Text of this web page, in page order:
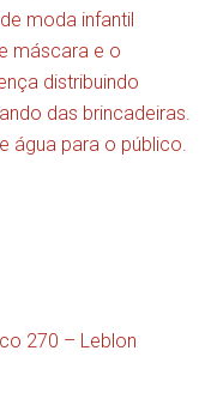
moda infantil
máscara e o
distribuindo
das brincadeiras.
água para o público.
270 – Leblon